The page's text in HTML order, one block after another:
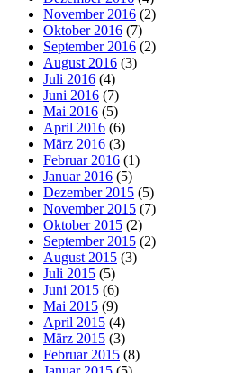
November 2016 (2)
Oktober 2016 (7)
September 2016 (2)
August 2016 (3)
Juli 2016 (4)
Juni 2016 (7)
Mai 2016 (5)
April 2016 (6)
März 2016 (3)
Februar 2016 (1)
Januar 2016 (5)
Dezember 2015 (5)
November 2015 (7)
Oktober 2015 (2)
September 2015 (2)
August 2015 (3)
Juli 2015 (5)
Juni 2015 (6)
Mai 2015 (9)
April 2015 (4)
März 2015 (3)
Februar 2015 (8)